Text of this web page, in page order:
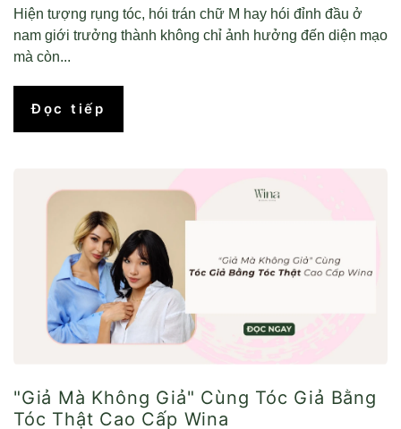
Hiện tượng rụng tóc, hói trán chữ M hay hói đỉnh đầu ở
nam giới trưởng thành không chỉ ảnh hưởng đến diện mạo
mà còn...
Đọc tiếp
"Giả Mà Không Giả" Cùng Tóc Giả Bằng
Tóc Thật Cao Cấp Wina